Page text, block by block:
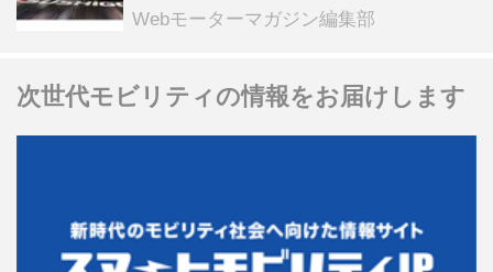
る抽選企画などを展開
Webモーターマガジン編集部
次世代モビリティの情報をお届けします